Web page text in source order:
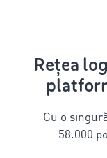
Rețea
Cu o
58.000